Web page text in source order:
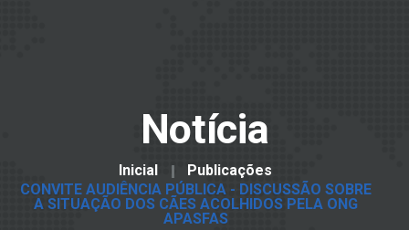
Notícia
Inicial
Publicações
CONVITE AUDIÊNCIA PÚBLICA - DISCUSSÃO SOBRE
A SITUAÇÃO DOS CÃES ACOLHIDOS PELA ONG
APASFAS